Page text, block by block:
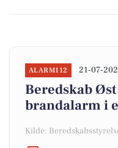
ALARM112 21-07-
Beredskab
brandalarm i
Kilde: